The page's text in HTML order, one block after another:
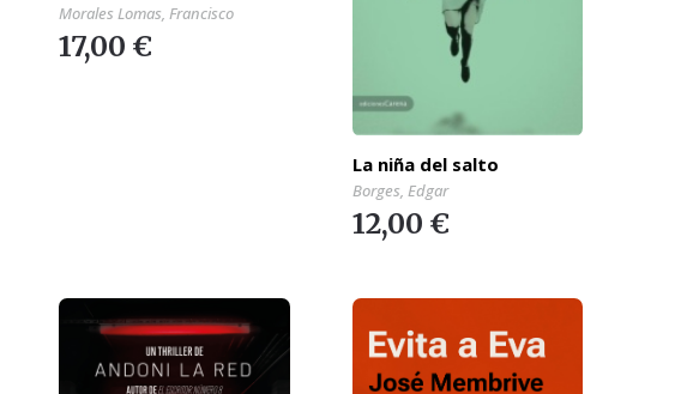
Morales Lomas, Francisco
17,00 €
La niña del salto
Borges, Edgar
12,00 €